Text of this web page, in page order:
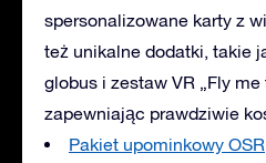
spersonalizowane karty z
też unikalne dodatki, takie
globus i zestaw VR „Fly me
zapewniając prawdziwie
Pakiet upominkowy OSR